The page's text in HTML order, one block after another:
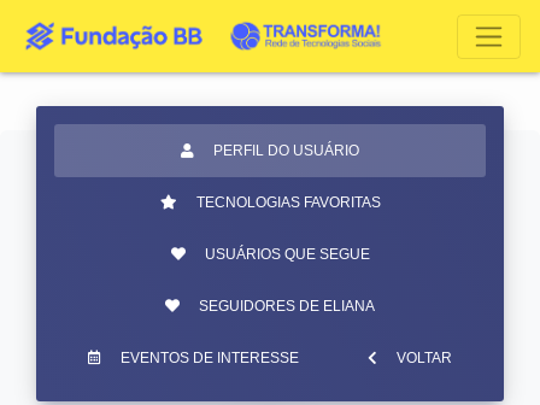
PERFIL DO USUÁRIO
TECNOLOGIAS FAVORITAS
USUÁRIOS QUE SEGUE
SEGUIDORES DE ELIANA
EVENTOS DE INTERESSE VOLTAR